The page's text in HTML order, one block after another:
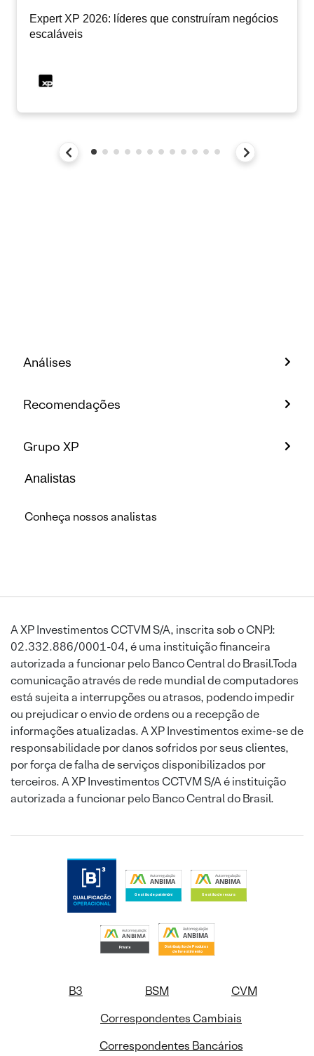
Expert XP 2026: líderes que construíram negócios
escaláveis
Análises
Recomendações
Grupo XP
Analistas
Conheça nossos analistas
A XP Investimentos CCTVM S/A, inscrita sob o CNPJ:
02.332.886/0001-04, é uma instituição financeira
autorizada a funcionar pelo Banco Central do Brasil.Toda
comunicação através de rede mundial de computadores
está sujeita a interrupções ou atrasos, podendo impedir
ou prejudicar o envio de ordens ou a recepção de
informações atualizadas. A XP Investimentos exime-se de
responsabilidade por danos sofridos por seus clientes,
por força de falha de serviços disponibilizados por
terceiros. A XP Investimentos CCTVM S/A é instituição
autorizada a funcionar pelo Banco Central do Brasil.
B3 BSM
CVM
Correspondentes Cambiais
Correspondentes Bancários